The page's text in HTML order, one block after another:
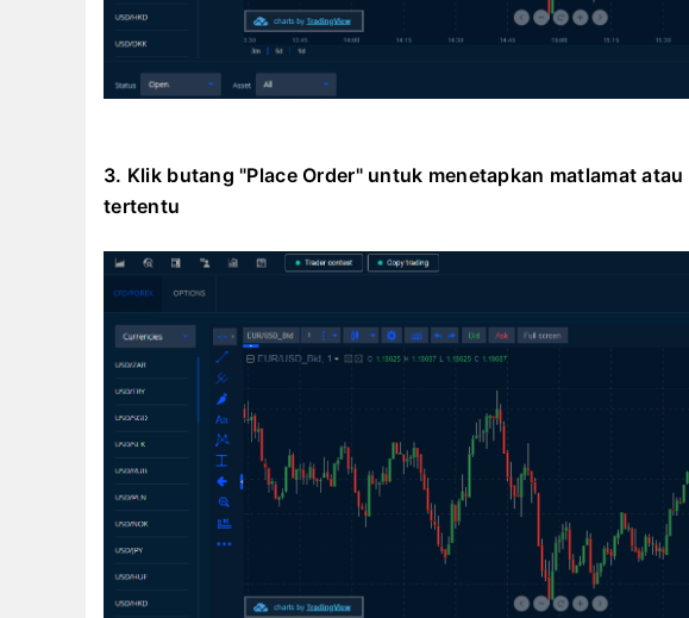
3. Klik butang "Place Order" untuk menetapkan matlamat
tertentu